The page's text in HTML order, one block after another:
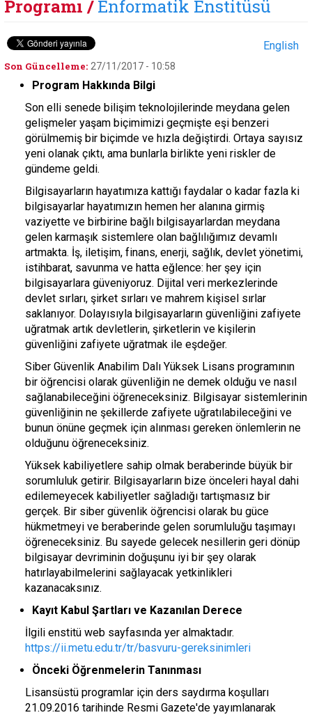
Programı /Enformatik Enstitüsü
Son Güncelleme: 27/11/2017 - 10:58
English
Program Hakkında Bilgi
Son elli senede bilişim teknolojilerinde meydana gelen
gelişmeler yaşam biçimimizi geçmişte eşi benzeri
görülmemiş bir biçimde ve hızla değiştirdi. Ortaya sayısız
yeni olanak çıktı, ama bunlarla birlikte yeni riskler de
gündeme geldi.
Bilgisayarların hayatımıza kattığı faydalar o kadar fazla ki
bilgisayarlar hayatımızın hemen her alanına girmiş
vaziyette ve birbirine bağlı bilgisayarlardan meydana
gelen karmaşık sistemlere olan bağlılığımız devamlı
artmakta. İş, iletişim, finans, enerji, sağlık, devlet yönetimi,
istihbarat, savunma ve hatta eğlence: her şey için
bilgisayarlara güveniyoruz. Dijital veri merkezlerinde
devlet sırları, şirket sırları ve mahrem kişisel sırlar
saklanıyor. Dolayısıyla bilgisayarların güvenliğini zafiyete
uğratmak artık devletlerin, şirketlerin ve kişilerin
güvenliğini zafiyete uğratmak ile eşdeğer.
Siber Güvenlik Anabilim Dalı Yüksek Lisans programının
bir öğrencisi olarak güvenliğin ne demek olduğu ve nasıl
sağlanabileceğini öğreneceksiniz. Bilgisayar sistemlerinin
güvenliğinin ne şekillerde zafiyete uğratılabileceğini ve
bunun önüne geçmek için alınması gereken önlemlerin ne
olduğunu öğreneceksiniz.
Yüksek kabiliyetlere sahip olmak beraberinde büyük bir
sorumluluk getirir. Bilgisayarların bize önceleri hayal dahi
edilemeyecek kabiliyetler sağladığı tartışmasız bir
gerçek. Bir siber güvenlik öğrencisi olarak bu güce
hükmetmeyi ve beraberinde gelen sorumluluğu taşımayı
öğreneceksiniz. Bu sayede gelecek nesillerin geri dönüp
bilgisayar devriminin doğuşunu iyi bir şey olarak
hatırlayabilmelerini sağlayacak yetkinlikleri
kazanacaksınız.
Kayıt Kabul Şartları ve Kazanılan Derece
İlgili enstitü web sayfasında yer almaktadır.
https://ii.metu.edu.tr/tr/basvuru-gereksinimleri
Önceki Öğrenmelerin Tanınması
Lisansüstü programlar için ders saydırma koşulları
21.09.2016 tarihinde Resmi Gazete'de yayımlanarak